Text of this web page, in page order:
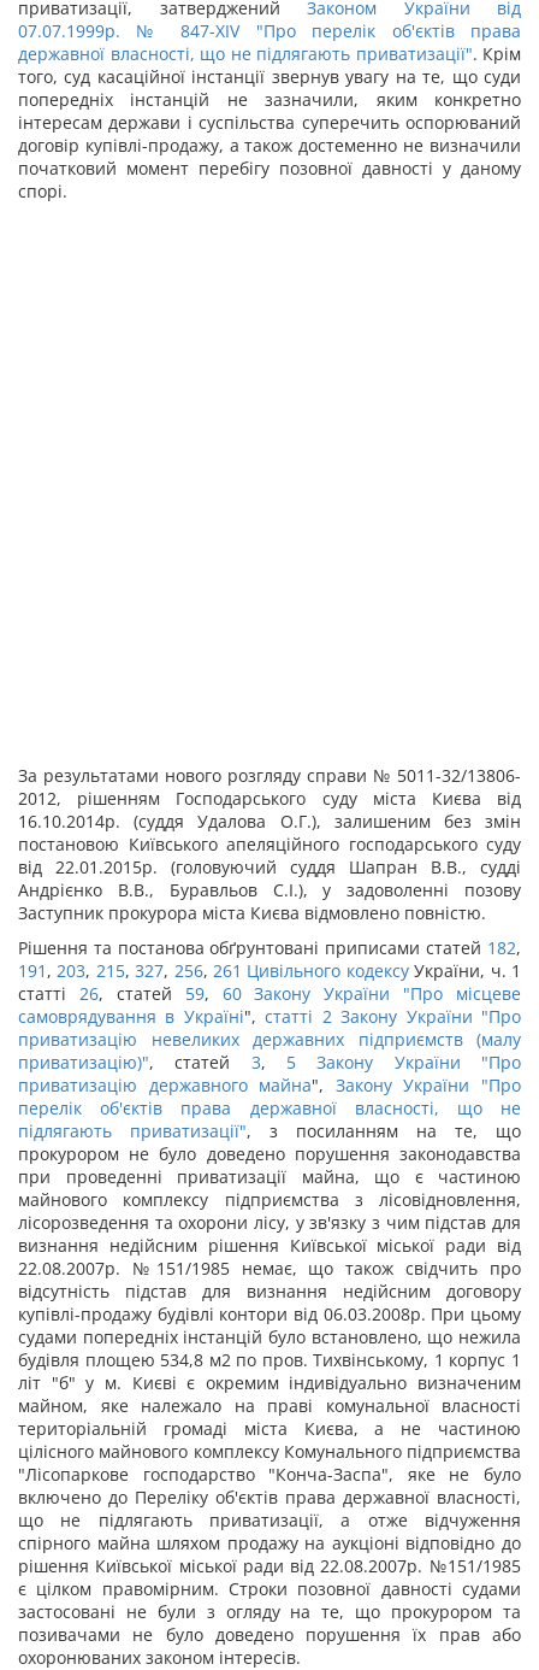
приватизації, затверджений Законом України від
07.07.1999р. № 847-XIV "Про перелік об'єктів права
державної власності, що не підлягають приватизації". Крім
того, суд касаційної інстанції звернув увагу на те, що суди
попередніх інстанцій не зазначили, яким конкретно
інтересам держави і суспільства суперечить оспорюваний
договір купівлі-продажу, а також достеменно не визначили
початковий момент перебігу позовної давності у даному
спорі.
За результатами нового розгляду справи № 5011-32/13806-
2012, рішенням Господарського суду міста Києва від
16.10.2014р. (суддя Удалова О.Г.), залишеним без змін
постановою Київського апеляційного господарського суду
від 22.01.2015р. (головуючий суддя Шапран В.В., судді
Андрієнко В.В., Буравльов С.І.), у задоволенні позову
Заступник прокурора міста Києва відмовлено повністю.
Рішення та постанова обґрунтовані приписами статей 182,
191 ,203, 215,327, 256,261 Цивільного кодексуУкраїни, ч. 1
статті 26, статей 59, 60 Закону України "Про місцеве
самоврядування в Україні",статті 2 Закону України "Про
приватизацію невеликих державних підприємств (малу
приватизацію)", статей 3, 5 Закону України "Про
приватизацію державного майна", Закону України "Про
перелік об'єктів права державної власності, що не
підлягають приватизації", з посиланням на те, що
прокурором не було доведено порушення законодавства
при проведенні приватизації майна, що є частиною
майнового комплексу підприємства з лісовідновлення,
лісорозведення та охорони лісу, у зв'язку з чим підстав для
визнання недійсним рішення Київської міської ради від
22.08.2007р. №151/1985 немає, що також свідчить про
відсутність підстав для визнання недійсним договору
купівлі-продажу будівлі контори від 06.03.2008р. При цьому
судами попередніх інстанцій було встановлено, що нежила
будівля площею 534,8 м2по пров. Тихвінському, 1 корпус 1
літ "б" у м. Києві є окремим індивідуально визначеним
майном, яке належало на праві комунальної власності
територіальній громаді міста Києва, а не частиною
цілісного майнового комплексу Комунального підприємства
"Лісопаркове господарство "Конча-Заспа", яке не було
включено до Переліку об'єктів права державної власності,
що не підлягають приватизації, а отже відчуження
спірного майна шляхом продажу на аукціоні відповідно до
рішення Київської міської ради від 22.08.2007р. №151/1985
є цілком правомірним. Строки позовної давності судами
застосовані не були з огляду на те, що прокурором та
позивачами не було доведено порушення їх прав або
охоронюваних законом інтересів.